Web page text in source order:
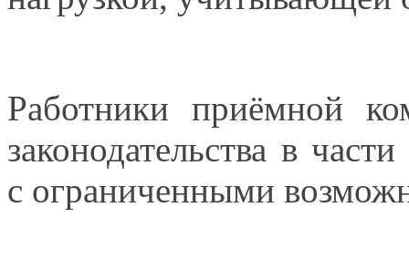
Работники приёмной
законодательства в части
с ограниченными